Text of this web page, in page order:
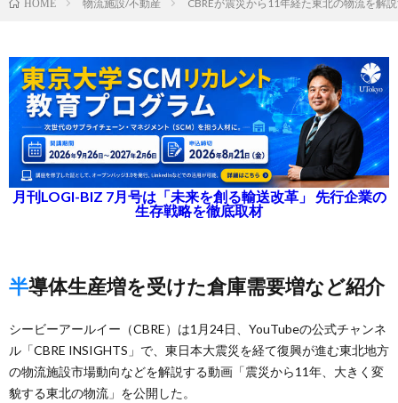
HOME 物流施設/不動産 CBREが震災から11年経た東北の物流を解
月刊LOGI-BIZ 7月号は「未来を創る輸送改革」 先行企業の
生存戦略を徹底取材
半導体生産増を受けた倉庫需要増など紹介
シービーアールイー（CBRE）は1月24日、YouTubeの公式チャンネ
ル「CBRE INSIGHTS」で、東日本大震災を経て復興が進む東北地方
の物流施設市場動向などを解説する動画「震災から11年、大きく変
貌する東北の物流」を公開した。